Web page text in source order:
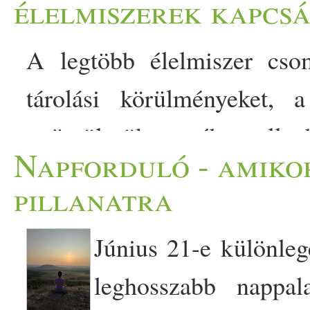
élelmiszerek
A legtöbb élelmiszer
tárolási körülményeket,
gyümölcsök esetében
helyzet. De sokan a
biztos, ami biztos. Hogy ki
a többségnél acsaládi
azonban ezek sokszor…
Napforduló -
pillanatra
Június 21-e
leghosszabb